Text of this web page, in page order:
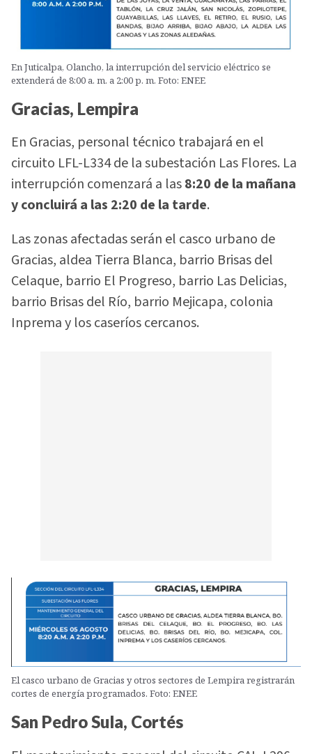
En Juticalpa, Olancho, la interrupción del servicio eléctrico se
extenderá de 8:00 a. m. a 2:00 p. m. Foto: ENEE
Gracias, Lempira
En Gracias, personal técnico trabajará en el
circuito LFL-L334 de la subestación Las Flores. La
interrupción comenzará a las8:20 de la mañana
y concluirá a las 2:20 de la tarde.
Las zonas afectadas serán el casco urbano de
Gracias, aldea Tierra Blanca, barrio Brisas del
Celaque, barrio El Progreso, barrio Las Delicias,
barrio Brisas del Río, barrio Mejicapa, colonia
Inprema y los caseríos cercanos.
El casco urbano de Gracias y otros sectores de Lempira registrarán
cortes de energía programados. Foto: ENEE
San Pedro Sula, Cortés